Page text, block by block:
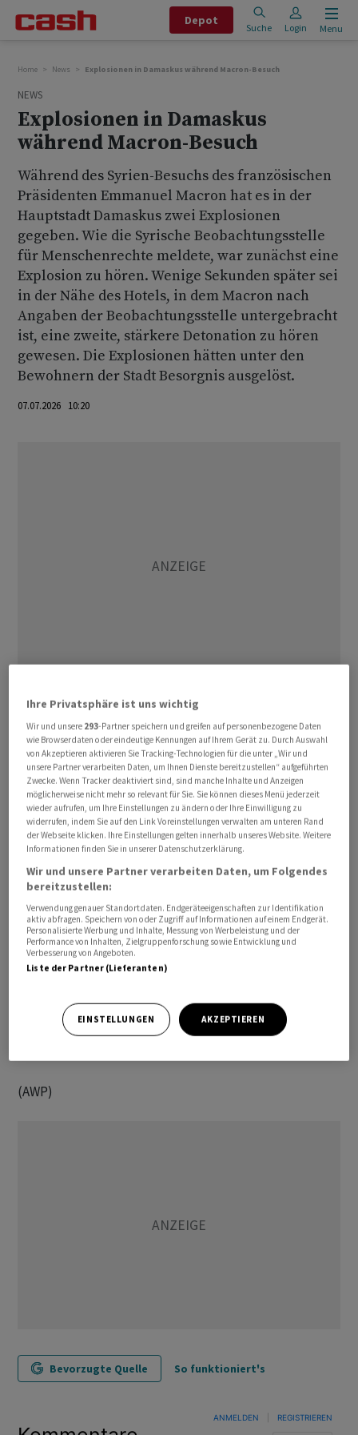
Depot
Suche Login Menu
Home News Explosionen in Damaskus während Macron-Besuch
NEWS
Explosionen in Damaskus
während Macron-Besuch
Während des Syrien-Besuchs des französischen
Präsidenten Emmanuel Macron hat es in der
Hauptstadt Damaskus zwei Explosionen
gegeben. Wie die Syrische Beobachtungsstelle
für Menschenrechte meldete, war zunächst eine
Explosion zu hören. Wenige Sekunden später sei
in der Nähe des Hotels, in dem Macron nach
Angaben der Beobachtungsstelle untergebracht
ist, eine zweite, stärkere Detonation zu hören
gewesen. Die Explosionen hätten unter den
Bewohnern der Stadt Besorgnis ausgelöst.
07.07.2026 10:20
Rettungskräfte und Krankenwagen seien umgehend
zum Ort des Geschehens gefahren. Zudem hätten
Sicherheitskräfte das umliegende Gebiet abgesperrt.
Offizielle Angaben zur Ursache der Explosionen sowie zu
möglichen Schäden oder Opfern lagen zunächst nicht
vor.
Macron war am späten Montagabend als erster
Staatschef eines EU-Mitgliedslandes seit 2010 zu einem
Besuch nach Syrien gereist. Ungeachtet der Berichte
über die Explosionen meldete die staatliche syrische
Nachrichtenagentur SANA, Macron treffe derzeit im
Präsidentenpalast mit dem syrischen Präsidenten
Ahmed al-Scharaa zusammen. Der Pariser Élysée-Palast
sich im syrischen Präsidentenpalast, wo erweiterte
Gespräche mit Delegationen beider Länder
(AWP)
Bevorzugte Quelle So funktioniert's
ANMELDEN REGISTRIEREN
Ihre Privatsphäre ist uns wichtig
Wir und unsere 293-Partner speichern und greifen auf personenbezogene Daten
wie Browserdaten oder eindeutige Kennungen auf Ihrem Gerät zu. Durch Auswahl
von Akzeptieren aktivieren Sie Tracking-Technologien für die unter „Wir und
unsere Partner verarbeiten Daten, um Ihnen Dienste bereitzustellen“ aufgeführten
Zwecke. Wenn Tracker deaktiviert sind, sind manche Inhalte und Anzeigen
möglicherweise nicht mehr so relevant für Sie. Sie können dieses Menü jederzeit
wieder aufrufen, um Ihre Einstellungen zu ändern oder Ihre Einwilligung zu
widerrufen, indem Sie auf den Link Voreinstellungen verwalten am unteren Rand
der Webseite klicken. Ihre Einstellungen gelten innerhalb unseres Website. Weitere
Informationen finden Sie in unserer Datenschutzerklärung.
Wir und unsere Partner verarbeiten Daten, um Folgendes
bereitzustellen:
Verwendung genauer Standortdaten. Endgeräteeigenschaften zur Identifikation
aktiv abfragen. Speichern von oder Zugriff auf Informationen auf einem Endgerät.
Personalisierte Werbung und Inhalte, Messung von Werbeleistung und der
Performance von Inhalten, Zielgruppenforschung sowie Entwicklung und
Verbesserung von Angeboten.
Liste der Partner (Lieferanten)
EINSTELLUNGEN AKZEPTIEREN